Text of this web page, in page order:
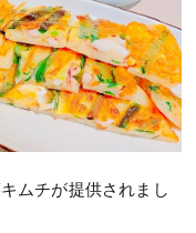
ムチが提供されまし